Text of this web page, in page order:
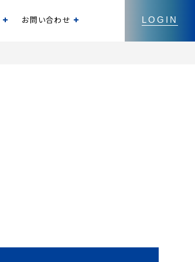
LOGIN
開くお問い合わせ